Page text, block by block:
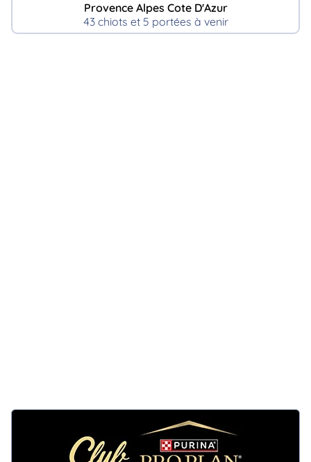
Provence Alpes Cote D'Azur
43 chiots et 5 portées à venir